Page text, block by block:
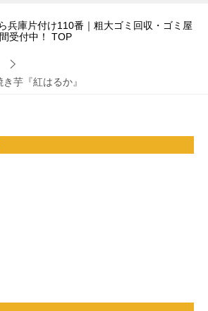
兵庫片付け110番｜粗大ゴミ回収・ゴミ屋
受付中！
TOP
芋『紅はるか』